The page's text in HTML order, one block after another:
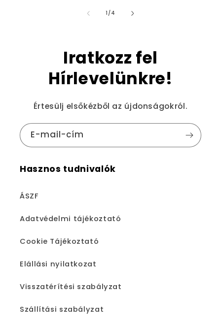
1 //4
Iratkozz fel
Hírlevelünkre!
Értesülj elsőkézből az újdonságokról.
E-mail-cím
Hasznos tudnivalók
ÁSZF
Adatvédelmi tájékoztató
Cookie Tájékoztató
Elállási nyilatkozat
Visszatérítési szabályzat
Szállítási szabályzat